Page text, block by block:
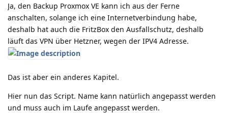
Ja, den Backup Proxmox VE kann ich aus der Ferne
anschalten, solange ich eine Internetverbindung habe,
deshalb hat auch die FritzBox den Ausfallschutz, deshalb
läuft das VPN über Hetzner, wegen der IPV4 Adresse.
Das ist aber ein anderes Kapitel.
Hier nun das Script. Name kann natürlich angepasst werden
und muss auch im Laufe angepasst werden.